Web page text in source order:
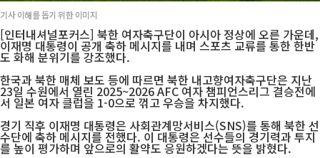
기사 이해를 돕기 위한 이미지
[인터내셔널포커스] 북한 여자축구단이 아시아 정상에 오른 가운데,
이재명 대통령이 공개 축하 메시지를 내며 스포츠 교류를 통한 한반
도 화해 분위기를 강조했다.
한국과 북한 매체 보도 등에 따르면 북한 내고향여자축구단은 지난
23일 수원에서 열린 2025~2026 AFC 여자 챔피언스리그 결승전에
서 일본 여자 클럽을 1-0으로 꺾고 우승을 차지했다.
경기 직후 이재명 대통령은 사회관계망서비스(SNS)를 통해 북한 선
수단에 축하 메시지를 전했다. 이 대통령은 선수들의 경기력과 투지
를 높이 평가하며 앞으로의 활약도 응원하겠다는 뜻을 밝혔다.